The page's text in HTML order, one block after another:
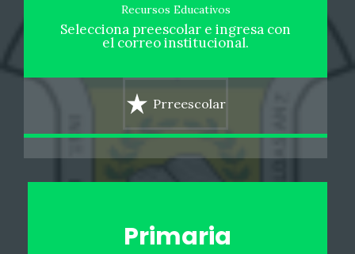
Recursos Educativos
Selecciona preescolar e ingresa con
el correo institucional.
Prreescolar
Primaria